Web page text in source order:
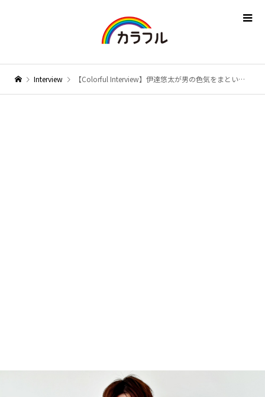
Interview 【Colorful Interview】伊達悠太が男の色気をまとい歌う女唄 〜 新曲「涙のララバイ」〜